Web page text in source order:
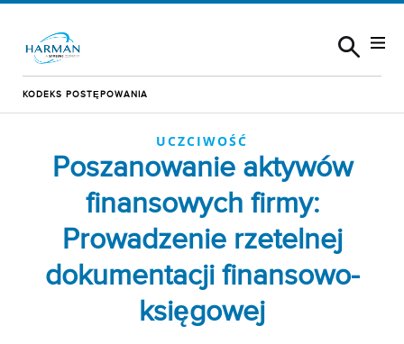
KODEKS POSTĘPOWANIA
UCZCIWOŚĆ
Poszanowanie aktywów
finansowych firmy:
Prowadzenie rzetelnej
dokumentacji finansowo-
księgowej